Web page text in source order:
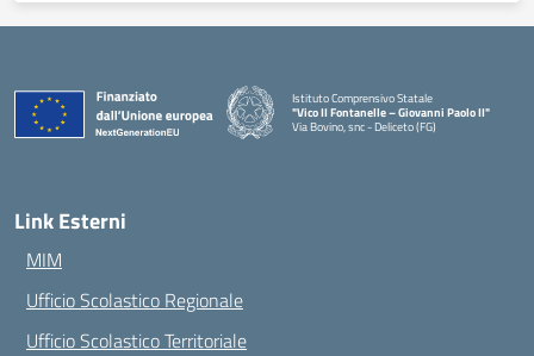
Istituto Comprensivo Statale
"Vico II Fontanelle – Giovanni Paolo II"
Via Bovino, snc - Deliceto (FG)
Link Esterni
MIM
Ufficio Scolastico Regionale
Ufficio Scolastico Territoriale